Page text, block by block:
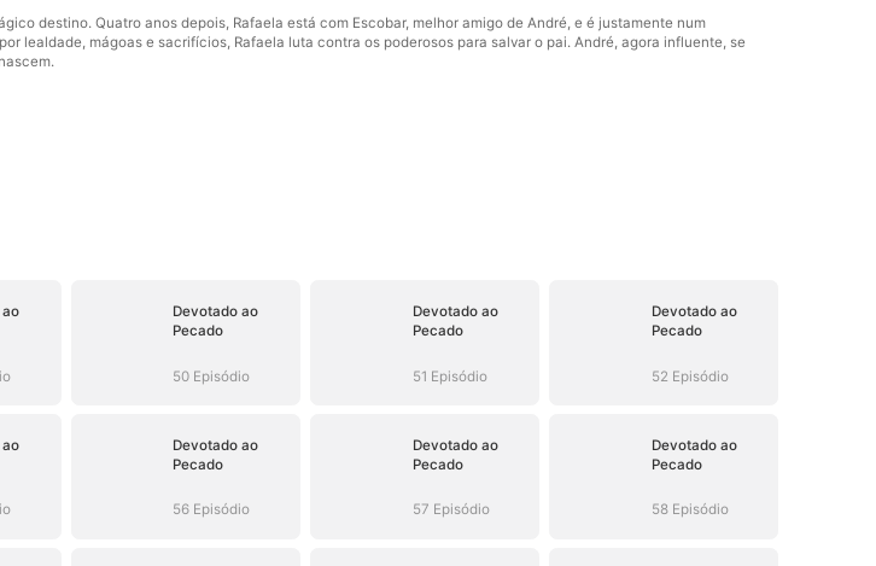
destino. Quatro anos depois, Rafaela está com Escobar, melhor amigo de André, e é justamente num
lealdade, mágoas e sacrifícios, Rafaela luta contra os poderosos para salvar o pai. André, agora influente, se
ao
Devotado ao
Pecado
50 Episódio
Devotado ao
Pecado
51 Episódio
Devotado ao
Pecado
52 Episódio
ao
Devotado ao
Pecado
56 Episódio
Devotado ao
Pecado
57 Episódio
Devotado ao
Pecado
58 Episódio